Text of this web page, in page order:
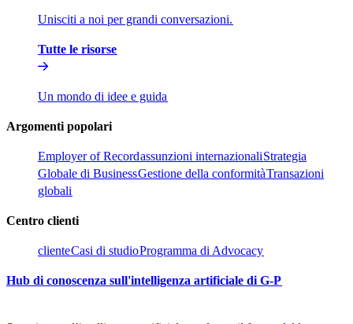
Unisciti a noi per grandi conversazioni.​​
Tutte le risorse​​
Un mondo di idee e guida​​
Argomenti popolari​​
Employer of Record​​assunzioni internazionali​​Strategia
Globale di Business​​Gestione della conformità​​Transazioni
globali​​
Centro clienti​​
cliente​​Casi di studio​​Programma di Advocacy​​
Hub di conoscenza sull'intelligenza artificiale di G-P​​